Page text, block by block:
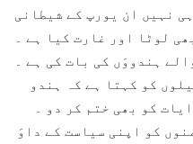
نہیں ان یورپ کے شیطانی
لوٹا اور غارت کیا ہے ۔
ہندووَں کی بات کی ہے ۔
کو کہتا ہے کہ ہندو
کو بھی ختم کر دو ۔
کو اپنی سیاست کے داوَ